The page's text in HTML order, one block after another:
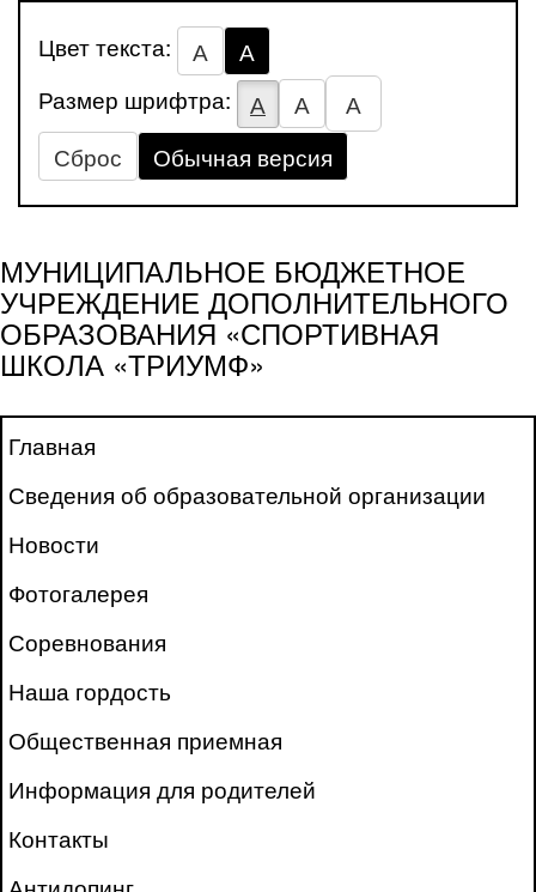
Цвет текста: А
А
Размер шрифтра:
А А
А
Сброс
Обычная версия
МУНИЦИПАЛЬНОЕ БЮДЖЕТНОЕ
УЧРЕЖДЕНИЕ ДОПОЛНИТЕЛЬНОГО
ОБРАЗОВАНИЯ «СПОРТИВНАЯ
ШКОЛА «ТРИУМФ»
Главная
Сведения об образовательной организации
Новости
Фотогалерея
Соревнования
Наша гордость
Общественная приемная
Информация для родителей
Контакты